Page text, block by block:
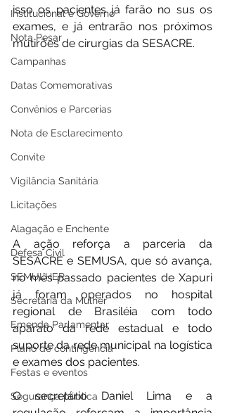
Institucional e Governo
Nota Pesar
Campanhas
Datas Comemorativas
Convênios e Parcerias
Nota de Esclarecimento
Convite
Vigilância Sanitária
Licitações
Alagação e Enchente
Defesa Civil
SEMULHER
Secretaria da Mulher
Emenda Parlamentar
Plano de contingência
Festas e eventos
Segurança pública
isso os pacientes já farão no sus os
exames, e já entrarão nos próximos
mutirões de cirurgias da SESACRE.
A ação reforça a parceria da
SESACRE e SEMUSA, que só avança,
no mês passado pacientes de Xapuri
já foram operados no hospital
regional de Brasiléia com todo
aparato da rede estadual e todo
suporte da rede municipal na logística
e exames dos pacientes.
O secretário Daniel Lima e a